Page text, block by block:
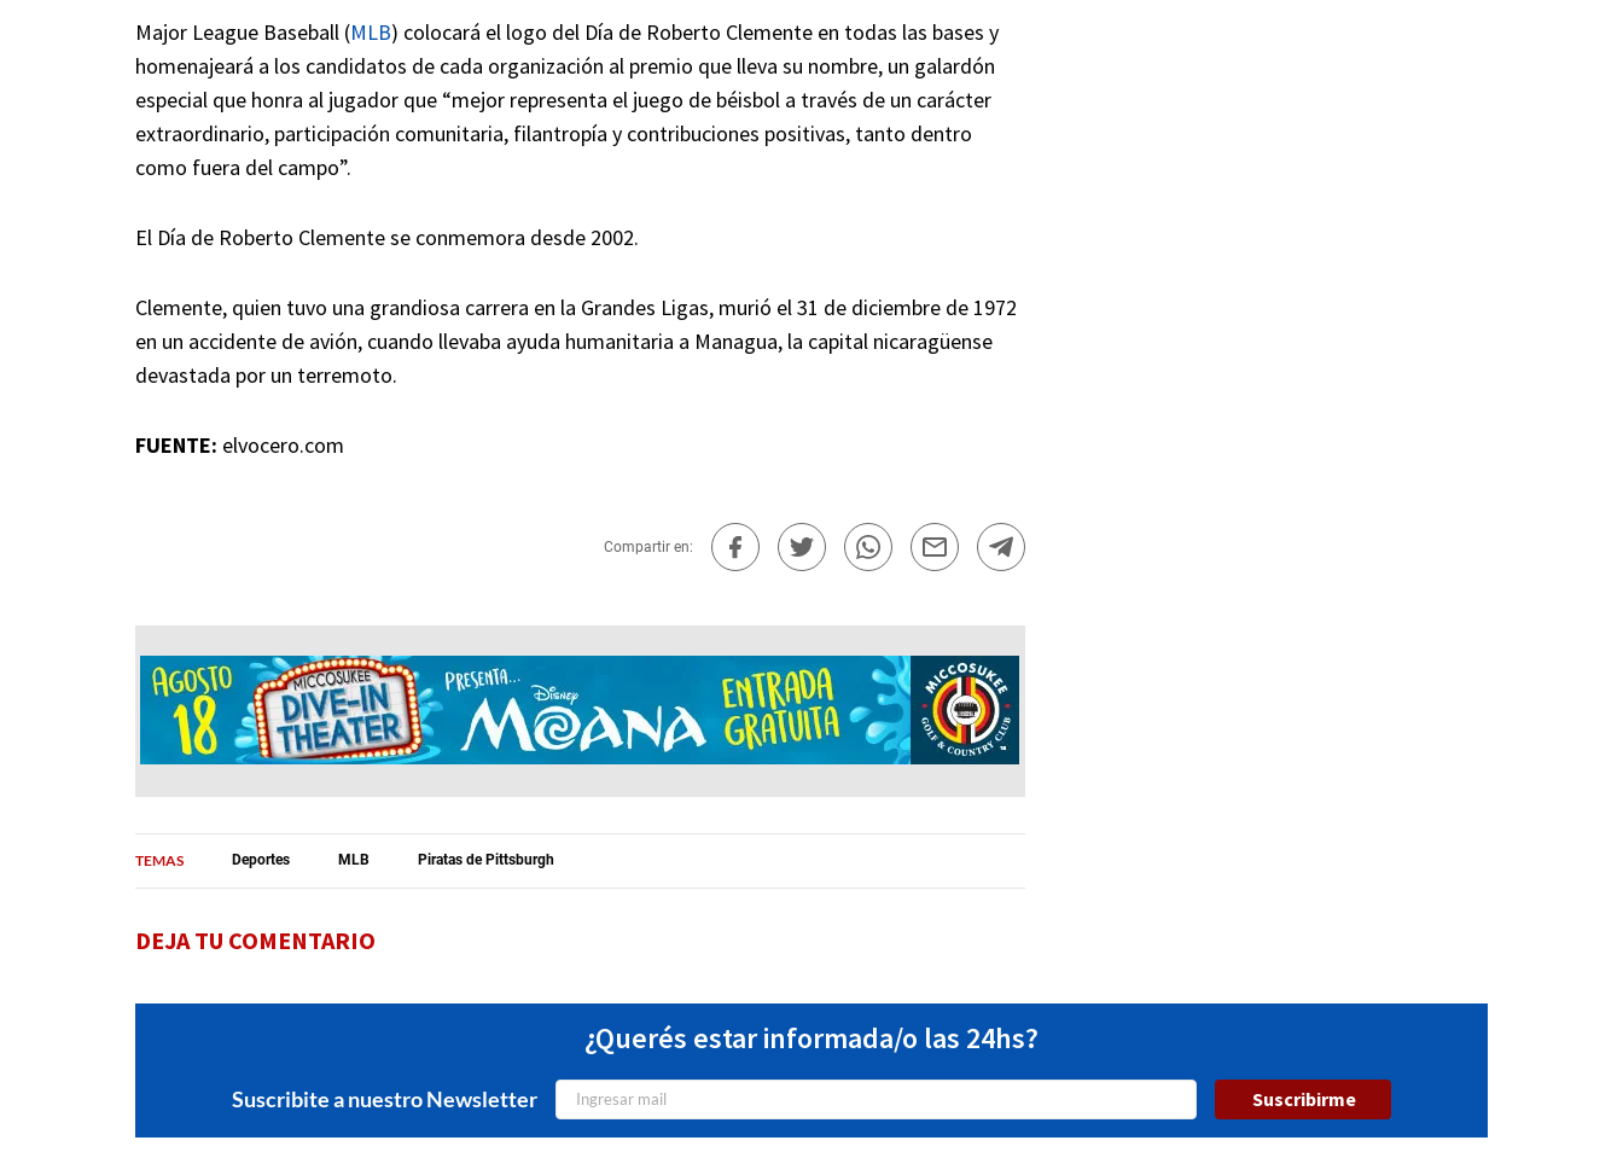
Major League Baseball (MLB) colocará el logo del Día de Roberto Clemente en todas las bases y
homenajeará a los candidatos de cada organización al premio que lleva su nombre, un galardón
especial que honra al jugador que “mejor representa el juego de béisbol a través de un carácter
extraordinario, participación comunitaria, filantropía y contribuciones positivas, tanto dentro
como fuera del campo”.
El Día de Roberto Clemente se conmemora desde 2002.
Clemente, quien tuvo una grandiosa carrera en la Grandes Ligas, murió el 31 de diciembre de 1972
en un accidente de avión, cuando llevaba ayuda humanitaria a Managua, la capital nicaragüense
devastada por un terremoto.
FUENTE: elvocero.com
Compartir en:
TEMAS Deportes MLB Piratas de Pittsburgh
DEJA TU COMENTARIO
¿Querés estar informada/o las 24hs?
Suscribite a nuestro Newsletter Suscribirme